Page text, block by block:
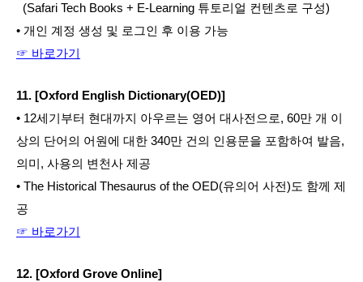
(Safari Tech Books + E-Learning 튜토리얼 컨텐츠로 구성)
• 개인 계정 생성 및 로그인 후 이용 가능
☞ 바로가기
11. [Oxford English Dictionary(OED)]
• 12세기부터 현대까지 아우르는 영어 대사전으로, 60만 개 이
상의 단어의 어원에 대한 340만 건의 인용문을 포함하여 발음,
의미, 사용의 변천사 제공
• The Historical Thesaurus of the OED(유의어 사전)도 함께 제
공
☞ 바로가기
12. [Oxford Grove Online]